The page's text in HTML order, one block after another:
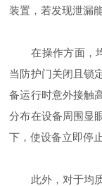
装置，若发现泄漏
在操作方面，均
当防护门关闭且锁
备运行时意外接触
分布在设备周围显
下，使设备立即停
此外，对于均质